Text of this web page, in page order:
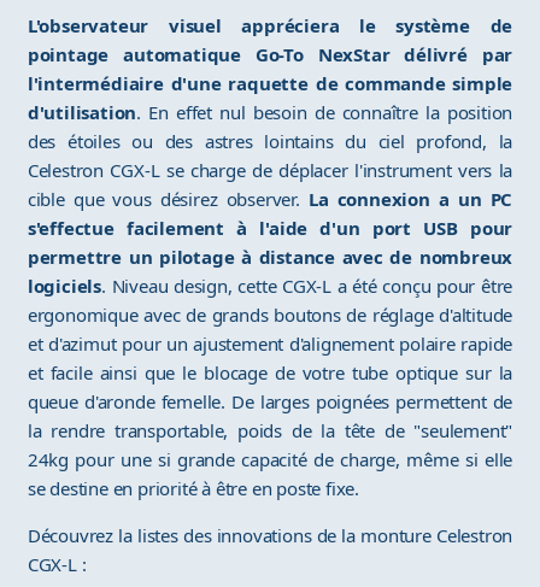
L'observateur visuel appréciera le système de
pointage automatique Go-To NexStar délivré par
l'intermédiaire d'une raquette de commande simple
d'utilisation. En effet nul besoin de connaître la position
des étoiles ou des astres lointains du ciel profond, la
Celestron CGX-L se charge de déplacer l'instrument vers la
cible que vous désirez observer. La connexion a un PC
s'effectue facilement à l'aide d'un port USB pour
permettre un pilotage à distance avec de nombreux
logiciels. Niveau design, cette CGX-L a été conçu pour être
ergonomique avec de grands boutons de réglage d'altitude
et d'azimut pour un ajustement d'alignement polaire rapide
et facile ainsi que le blocage de votre tube optique sur la
queue d'aronde femelle. De larges poignées permettent de
la rendre transportable, poids de la tête de "seulement"
24kg pour une si grande capacité de charge, même si elle
se destine en priorité à être en poste fixe.
Découvrez la listes des innovations de la monture Celestron
CGX-L :